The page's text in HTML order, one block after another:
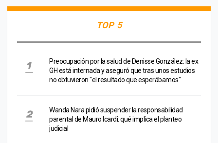
TOP 5
Preocupación por la salud de Denisse González: la ex
GH está internada y aseguró que tras unos estudios
no obtuvieron "el resultado que esperábamos"
Wanda Nara pidió suspender la responsabilidad
parental de Mauro Icardi: qué implica el planteo
judicial